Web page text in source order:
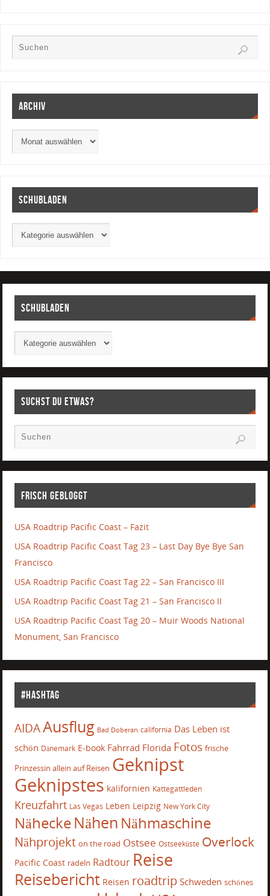
Archiv
Schubladen
Schubladen
Suchst Du etwas?
Frisch gebloggt
USA Roadtrip Pacific Coast – Fazit
USA Roadtrip Pacific Coast Tag 23 – Last Day Bye Bye San
Francisco
USA Roadtrip Pacific Coast Tag 22 – San Francisco III
USA Roadtrip Pacific Coast Tag 21 – San Francisco II
USA Roadtrip Pacific Coast Tag 20 – Muir Woods National
Monument, San Francisco
#Hashtag
AIDAAusflug Bad Doberan california Das Leben ist
schön Dänemark E-book Fahrrad Florida Fotos frische
Prinzessin allein auf Reisen Geknipst
Geknipstes kalifornien Kattegattleden
Kreuzfahrt Las Vegas Leben Leipzig New York City
NäheckeNähen Nähmaschine
Nähprojekt on the road Ostsee Ostseeküste Overlock
Pacific Coast radeln Radtour Reise
Reisebericht Reisen roadtrip Schweden schönes